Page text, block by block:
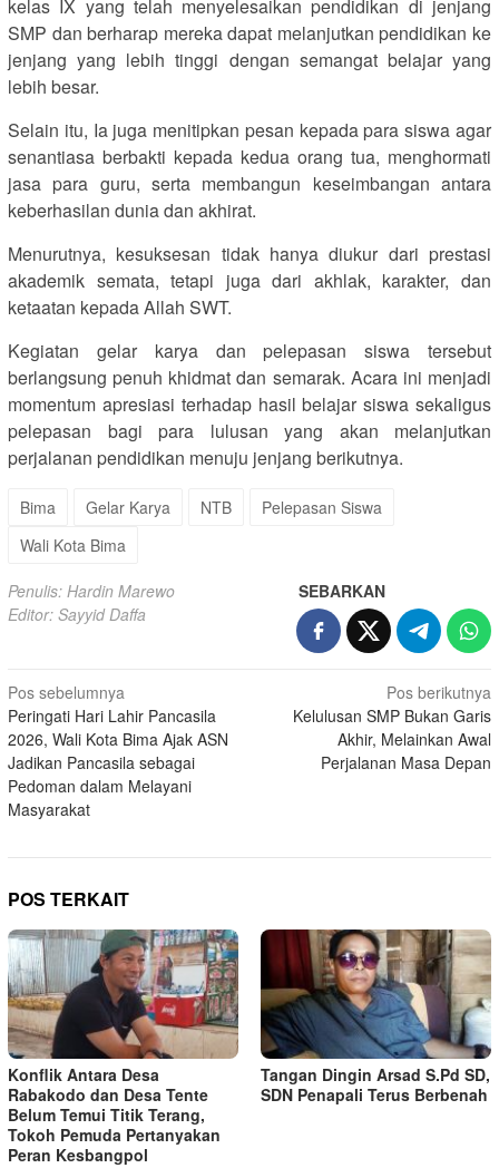
kelas IX yang telah menyelesaikan pendidikan di jenjang
SMP dan berharap mereka dapat melanjutkan pendidikan ke
jenjang yang lebih tinggi dengan semangat belajar yang
lebih besar.
Selain itu, Ia juga menitipkan pesan kepada para siswa agar
senantiasa berbakti kepada kedua orang tua, menghormati
jasa para guru, serta membangun keseimbangan antara
keberhasilan dunia dan akhirat.
Menurutnya, kesuksesan tidak hanya diukur dari prestasi
akademik semata, tetapi juga dari akhlak, karakter, dan
ketaatan kepada Allah SWT.
Kegiatan gelar karya dan pelepasan siswa tersebut
berlangsung penuh khidmat dan semarak. Acara ini menjadi
momentum apresiasi terhadap hasil belajar siswa sekaligus
pelepasan bagi para lulusan yang akan melanjutkan
perjalanan pendidikan menuju jenjang berikutnya.
Bima Gelar Karya NTB
Pelepasan Siswa
Wali Kota Bima
Penulis: Hardin Marewo
Editor: Sayyid Daffa
SEBARKAN
Navigasi
pos
Pos sebelumnya
Peringati Hari Lahir Pancasila
2026, Wali Kota Bima Ajak ASN
Jadikan Pancasila sebagai
Pedoman dalam Melayani
Masyarakat
Pos berikutnya
Kelulusan SMP Bukan Garis
Akhir, Melainkan Awal
Perjalanan Masa Depan
POS TERKAIT
Konflik Antara Desa
Rabakodo dan Desa Tente
Belum Temui Titik Terang,
Tokoh Pemuda Pertanyakan
Peran Kesbangpol
Tangan Dingin Arsad S.Pd SD,
SDN Penapali Terus Berbenah